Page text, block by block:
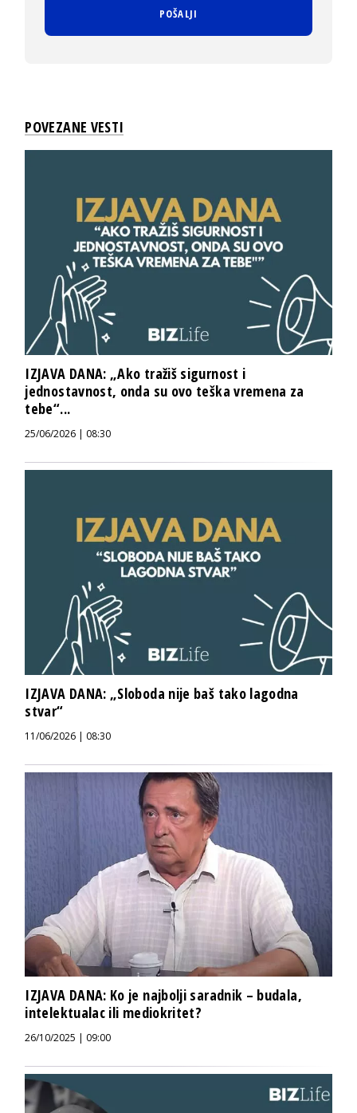
POVEZANE VESTI
IZJAVA DANA: „Ako tražiš sigurnost i
jednostavnost, onda su ovo teška vremena za
tebe“...
25/06/2026 | 08:30
IZJAVA DANA: „Sloboda nije baš tako lagodna
stvar“
11/06/2026 | 08:30
IZJAVA DANA: Ko je najbolji saradnik – budala,
intelektualac ili mediokritet?
26/10/2025 | 09:00